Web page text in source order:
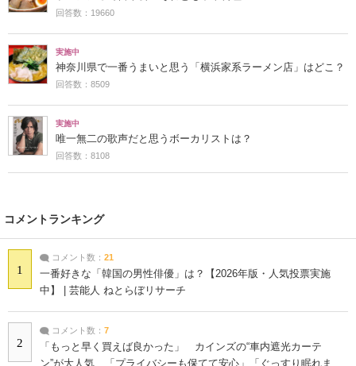
回答数：19660
実施中
神奈川県で一番うまいと思う「横浜家系ラーメン店」はどこ？
回答数：8509
実施中
唯一無二の歌声だと思うボーカリストは？
回答数：8108
コメントランキング
1
コメント数： 21
一番好きな「韓国の男性俳優」は？【2026年版・人気投票実施
中】 | 芸能人 ねとらぼリサーチ
2
コメント数： 7
「もっと早く買えば良かった」 カインズの“車内遮光カーテ
ン”が大人気 「プライバシーも保てて安心」「ぐっすり眠れま